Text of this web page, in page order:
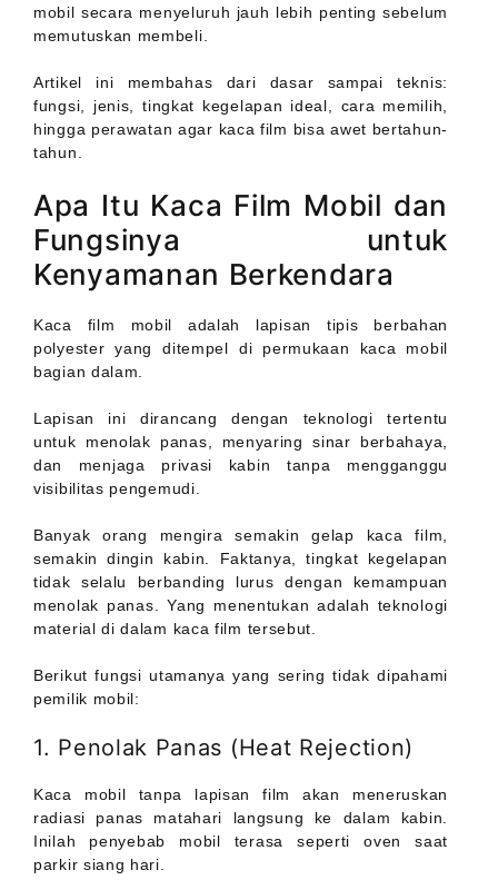
mobil secara menyeluruh jauh lebih penting sebelum
memutuskan membeli.
Artikel ini membahas dari dasar sampai teknis:
fungsi, jenis, tingkat kegelapan ideal, cara memilih,
hingga perawatan agar kaca film bisa awet bertahun-
tahun.
Apa Itu Kaca Film Mobil dan
Fungsinya untuk
Kenyamanan Berkendara
Kaca film mobil adalah lapisan tipis berbahan
polyester yang ditempel di permukaan kaca mobil
bagian dalam.
Lapisan ini dirancang dengan teknologi tertentu
untuk menolak panas, menyaring sinar berbahaya,
dan menjaga privasi kabin tanpa mengganggu
visibilitas pengemudi.
Banyak orang mengira semakin gelap kaca film,
semakin dingin kabin. Faktanya, tingkat kegelapan
tidak selalu berbanding lurus dengan kemampuan
menolak panas. Yang menentukan adalah teknologi
material di dalam kaca film tersebut.
Berikut fungsi utamanya yang sering tidak dipahami
pemilik mobil:
1. Penolak Panas (Heat Rejection)
Kaca mobil tanpa lapisan film akan meneruskan
radiasi panas matahari langsung ke dalam kabin.
Inilah penyebab mobil terasa seperti oven saat
parkir siang hari.